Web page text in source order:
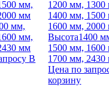
мм,
мм
мм,
мм,
мм
В
1200 мм, 1300
1400 мм, 1500
1600 мм,
Высота1400
1500 мм, 1600
1700 мм,
Цена по
корзину